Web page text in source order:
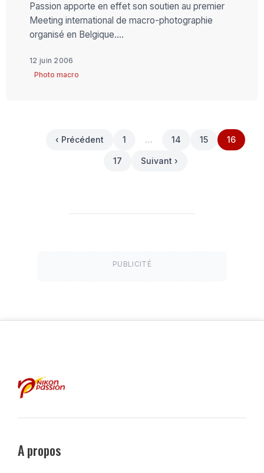
Passion apporte en effet son soutien au premier
Meeting international de macro-photographie
organisé en Belgique....
12 juin 2006
Photo macro
‹ Précédent 1 … 14 15 16
17 Suivant ›
PUBLICITÉ
A propos